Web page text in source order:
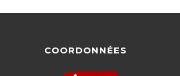
COORDONNÉES